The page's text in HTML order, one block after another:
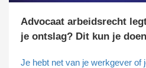
Advocaat arbeidsrecht
je ontslag? Dit kun je
Je hebt net van je werkgever of